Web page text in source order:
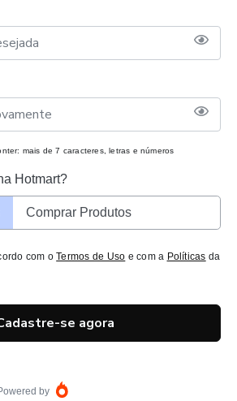
mais de 7 caracteres, letras e números
Hotmart?
Comprar Produtos
com oTermos de Uso e com a Políticas da
se agora
by